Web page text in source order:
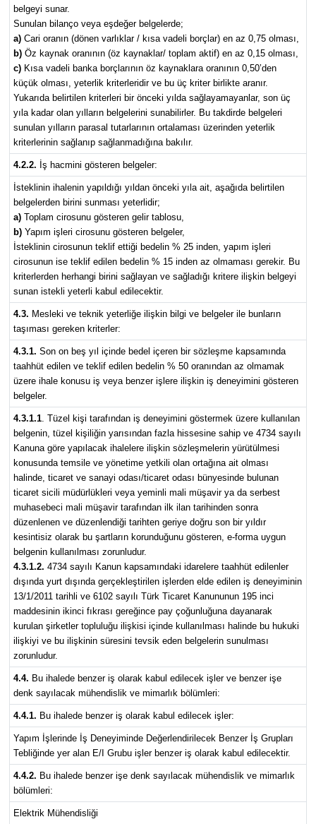
belgeyi sunar.
Sunulan bilanço veya eşdeğer belgelerde;
a)Cari oranın (dönen varlıklar / kısa vadeli borçlar) en az 0,75 olması,
b)Öz kaynak oranının (öz kaynaklar/ toplam aktif) en az 0,15 olması,
c)Kısa vadeli banka borçlarının öz kaynaklara oranının 0,50’den
küçük olması, yeterlik kriterleridir ve bu üç kriter birlikte aranır.
Yukarıda belirtilen kriterleri bir önceki yılda sağlayamayanlar, son üç
yıla kadar olan yılların belgelerini sunabilirler. Bu takdirde belgeleri
sunulan yılların parasal tutarlarının ortalaması üzerinden yeterlik
kriterlerinin sağlanıp sağlanmadığına bakılır.
4.2.2. İş hacmini gösteren belgeler:
İsteklinin ihalenin yapıldığı yıldan önceki yıla ait, aşağıda belirtilen
belgelerden birini sunması yeterlidir;
a)Toplam cirosunu gösteren gelir tablosu,
b)Yapım işleri cirosunu gösteren belgeler,
İsteklinin cirosunun teklif ettiği bedelin % 25 inden, yapım işleri
cirosunun ise teklif edilen bedelin % 15 inden az olmaması gerekir. Bu
kriterlerden herhangi birini sağlayan ve sağladığı kritere ilişkin belgeyi
sunan istekli yeterli kabul edilecektir.
4.3. Mesleki ve teknik yeterliğe ilişkin bilgi ve belgeler ile bunların
taşıması gereken kriterler:
4.3.1. Son on beş yıl içinde bedel içeren bir sözleşme kapsamında
taahhüt edilen ve teklif edilen bedelin % 50 oranından az olmamak
üzere ihale konusu iş veya benzer işlere ilişkin iş deneyimini gösteren
belgeler.
4.3.1.1. Tüzel kişi tarafından iş deneyimini göstermek üzere kullanılan
belgenin, tüzel kişiliğin yarısından fazla hissesine sahip ve 4734 sayılı
Kanuna göre yapılacak ihalelere ilişkin sözleşmelerin yürütülmesi
konusunda temsile ve yönetime yetkili olan ortağına ait olması
halinde, ticaret ve sanayi odası/ticaret odası bünyesinde bulunan
ticaret sicili müdürlükleri veya yeminli mali müşavir ya da serbest
muhasebeci mali müşavir tarafından ilk ilan tarihinden sonra
düzenlenen ve düzenlendiği tarihten geriye doğru son bir yıldır
kesintisiz olarak bu şartların korunduğunu gösteren, e-forma uygun
belgenin kullanılması zorunludur.
4.3.1.2. 4734 sayılı Kanun kapsamındaki idarelere taahhüt edilenler
dışında yurt dışında gerçekleştirilen işlerden elde edilen iş deneyiminin
13/1/2011 tarihli ve 6102 sayılı Türk Ticaret Kanununun 195 inci
maddesinin ikinci fıkrası gereğince pay çoğunluğuna dayanarak
kurulan şirketler topluluğu ilişkisi içinde kullanılması halinde bu hukuki
ilişkiyi ve bu ilişkinin süresini tevsik eden belgelerin sunulması
zorunludur.
4.4. Bu ihalede benzer iş olarak kabul edilecek işler ve benzer işe
denk sayılacak mühendislik ve mimarlık bölümleri:
4.4.1. Bu ihalede benzer iş olarak kabul edilecek işler:
Yapım İşlerinde İş Deneyiminde Değerlendirilecek Benzer İş Grupları
Tebliğinde yer alan E/I Grubu işler benzer iş olarak kabul edilecektir.
4.4.2. Bu ihalede benzer işe denk sayılacak mühendislik ve mimarlık
bölümleri:
Elektrik Mühendisliği